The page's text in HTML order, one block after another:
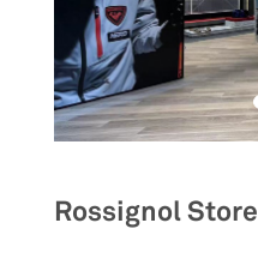
Rossignol Store